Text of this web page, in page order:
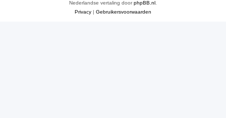
Nederlandse vertaling doorphpBB.nl
Privacy | Gebruikersvoorwaarden